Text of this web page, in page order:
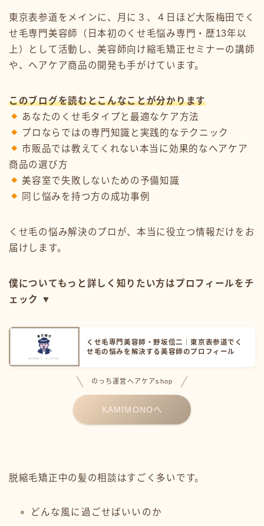
東京表参道をメインに、月に３、４日ほど大阪梅田でく
せ毛専門美容師（日本初のくせ毛悩み専門・歴13年以
上）として活動し、美容師向け縮毛矯正セミナーの講師
や、ヘアケア商品の開発も手がけています。
このブログを読むとこんなことが分かります
あなたのくせ毛タイプと最適なケア方法
プロならではの専門知識と実践的なテクニック
市販品では教えてくれない本当に効果的なヘアケア
商品の選び方
美容室で失敗しないための予備知識
同じ悩みを持つ方の成功事例
くせ毛の悩み解決のプロが、本当に役立つ情報だけをお
届けします。
僕についてもっと詳しく知りたい方はプロフィールをチ
ェック ▼
くせ毛専門美容師・野坂信二｜東京表参道でく
せ毛の悩みを解決する美容師のプロフィール
のっち運営ヘアケアshop
KAMIMONOへ
脱縮毛矯正中の髪の相談はすごく多いです。
どんな風に過ごせばいいのか